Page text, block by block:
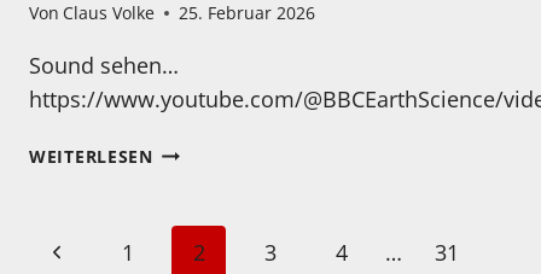
Von Claus Volke 25. Februar 2026
Sound sehen…
https://www.youtube.com/@BBCEarthScience/
WEITERLESENCOOLER
BBC
Seitennavigation
Vorherige
1 2 3 4 …
31